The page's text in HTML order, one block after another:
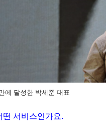
에 달성한 박세준 대표
떤 서비스인가요.